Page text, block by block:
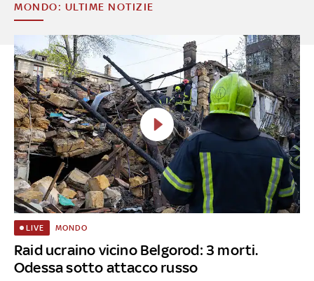
MONDO: ULTIME NOTIZIE
Raid ucraino vicino Belgorod: 3 morti.
Odessa sotto attacco russo
LIVE MONDO